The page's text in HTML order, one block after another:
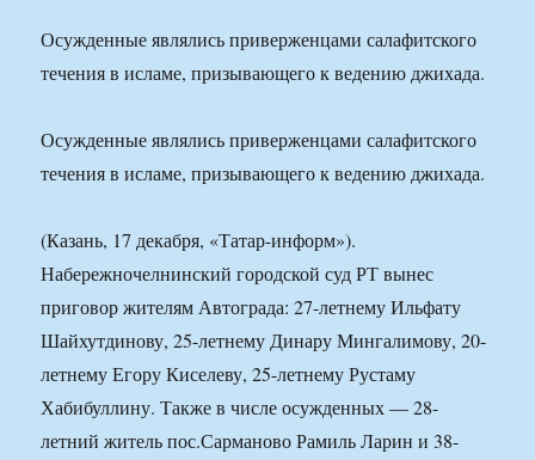
Осужденные являлись приверженцами салафитского
течения в исламе, призывающего к ведению джихада.
Осужденные являлись приверженцами салафитского
течения в исламе, призывающего к ведению джихада.
(Казань, 17 декабря, «Татар-информ»).
Набережночелнинский городской суд РТ вынес
приговор жителям Автограда: 27-летнему Ильфату
Шайхутдинову, 25-летнему Динару Мингалимову, 20-
летнему Егору Киселеву, 25-летнему Рустаму
Хабибуллину. Также в числе осужденных — 28-
летний житель пос.Сарманово Рамиль Ларин и 38-